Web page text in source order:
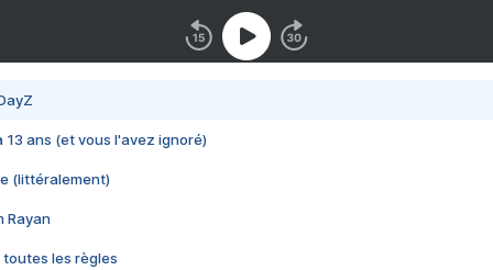
13 ans (et vous l'avez ignoré)
(littéralement)
Rayan
toutes les règles